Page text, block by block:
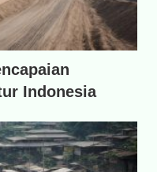
Indonesia